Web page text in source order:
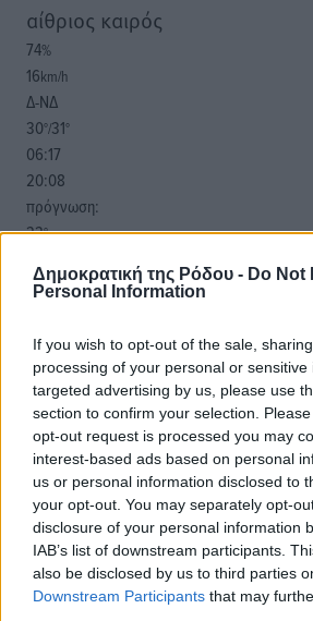
Δημοκρατική της Ρόδου - Do Not
Personal Information
If you wish to opt-out of the sale,
processing of your personal or
targeted advertising by us, please use
section to confirm your selection.
opt-out request is processed you may
interest-based ads based on personal
us or personal information disclosed to
your opt-out. You may separately opt-
disclosure of your personal information
IAB’s list of downstream participants.
also be disclosed by us to third parties
Downstream Participants that may
αίθριος καιρός
74%
16km/h
Δ-ΝΔ
30°/31°
06:17
20:08
πρόγνωση:
33°
28°
29 °
ΚΥ
29°
ΔΕ